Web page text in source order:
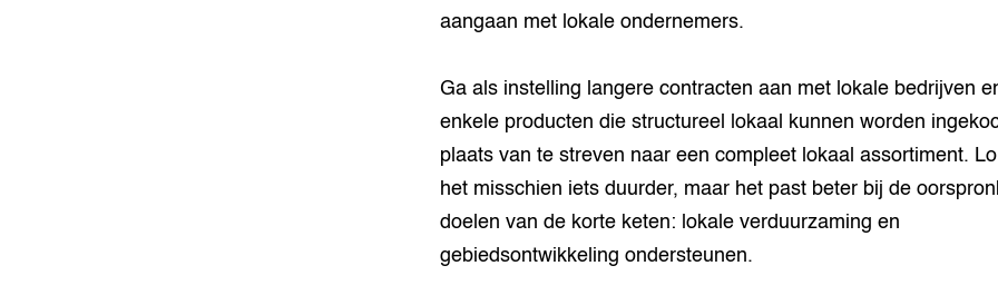
aangaan met lokale ondernemers.
Ga als instelling langere contracten aan met lokale bedrijven
enkele producten die structureel lokaal kunnen worden
plaats van te streven naar een compleet lokaal assortiment.
het misschien iets duurder, maar het past beter bij de
doelen van de korte keten: lokale verduurzaming en
gebiedsontwikkeling ondersteunen.